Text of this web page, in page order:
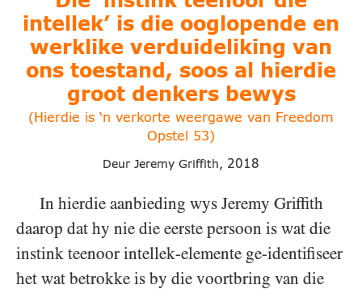
intellek’ is die ooglopende en
werklike verduideliking van
ons toestand, soos al hierdie
groot denkers bewys
(Hierdie is ‘n verkorte weergawe van Freedom
Opstel 53)
Deur Jeremy Griffith, 2018
In hierdie aanbieding wys Jeremy Griffith
daarop dat hy nie die eerste persoon is wat die
instink teenoor intellek-elemente ge-identifiseer
het wat betrokke is by die voortbring van die